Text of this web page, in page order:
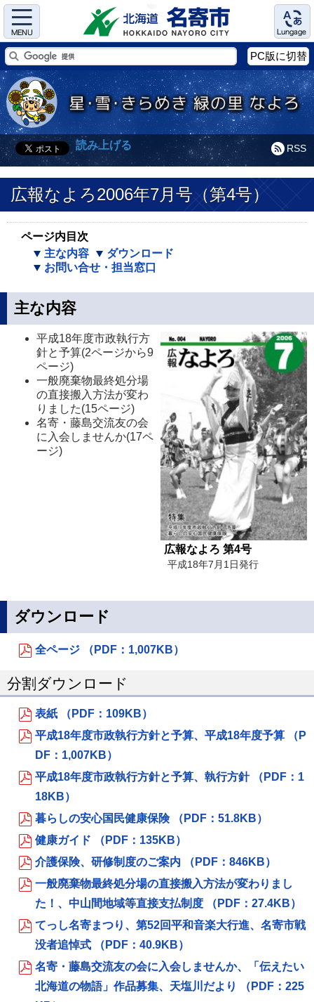
Menu Language
PC版に切替
RSS
読み上げる
広報なよろ2006年7月号（第4号）
ページ内目次
主な内容
ダウンロード
お問い合せ・担当窓口
主な内容
広報なよろ 第4号
平成18年7月1日発行
平成18年度市政執行方
針と予算(2ページから9
ページ)
一般廃棄物最終処分場
の直接搬入方法が変わ
りました(15ページ)
名寄・藤島交流友の会
に入会しませんか(17ペ
ージ)
ダウンロード
全ページ （PDF：1,007KB）
分割ダウンロード
表紙 （PDF：109KB）
平成18年度市政執行方針と予算、平成18年度予算 （P
DF：1,007KB）
平成18年度市政執行方針と予算、執行方針 （PDF：1
18KB）
暮らしの安心国民健康保険 （PDF：51.8KB）
健康ガイド （PDF：135KB）
介護保険、研修制度のご案内 （PDF：846KB）
一般廃棄物最終処分場の直接搬入方法が変わりまし
た！、中山間地域等直接支払制度 （PDF：27.4KB）
てっし名寄まつり、第52回平和音楽大行進、名寄市戦
没者追悼式 （PDF：40.9KB）
名寄・藤島交流友の会に入会しませんか、「伝えたい
北海道の物語」作品募集、天塩川だより （PDF：225